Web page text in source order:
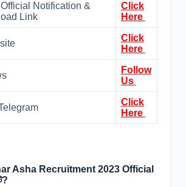
Notification &
Link
Click
Here
Click
Here
Follow
Us
Click
Here
Asha Recruitment 2023 Official